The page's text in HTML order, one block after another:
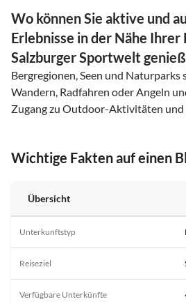
Wo können Sie aktive und
Erlebnisse in der Nähe
Salzburger Sportwelt
Bergregionen, Seen und Naturparks
Wandern, Radfahren oder Angeln
Zugang zu Outdoor-Aktivitäten und
Wichtige Fakten auf einen
Übersicht
Unterkunftstyp
Reiseziel
Verfügbare Unterkünfte